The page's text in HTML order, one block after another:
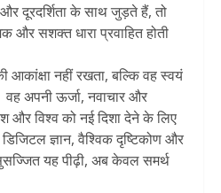
दूरदर्शिता के साथ जुड़ते हैं, तो
और सशक्त धारा प्रवाहित होती
नहीं रखता, बल्कि वह स्वयं
अपनी ऊर्जा, नवाचार और
और विश्व को नई दिशा देने के लिए
ज्ञान, वैश्विक दृष्टिकोण और
यह पीढ़ी, अब केवल समर्थ